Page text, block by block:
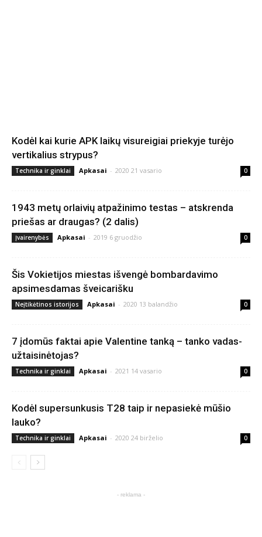
Kodėl kai kurie APK laikų visureigiai priekyje turėjo
vertikalius strypus?
Technika ir ginklai Apkasai - 2020 21 vasario 0
1943 metų orlaivių atpažinimo testas – atskrenda
priešas ar draugas? (2 dalis)
Įvairenybės Apkasai - 2019 6 gruodžio 0
Šis Vokietijos miestas išvengė bombardavimo
apsimesdamas šveicarišku
Neįtikėtinos istorijos Apkasai - 2020 13 balandžio 0
7 įdomūs faktai apie Valentine tanką – tanko vadas-
užtaisinėtojas?
Technika ir ginklai Apkasai - 2021 14 vasario 0
Kodėl supersunkusis T28 taip ir nepasiekė mūšio
lauko?
Technika ir ginklai Apkasai - 2020 24 birželio 0
- reklama -